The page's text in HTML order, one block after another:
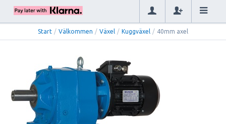
Start / Välkommen / Växel / Kuggväxel / 40mm axel